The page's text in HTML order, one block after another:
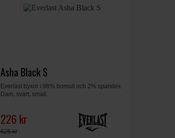
Asha Black S
Everlast byxor i 98% bomull och 2% spandex.
Dam, svart, small.
226 kr
625 kr